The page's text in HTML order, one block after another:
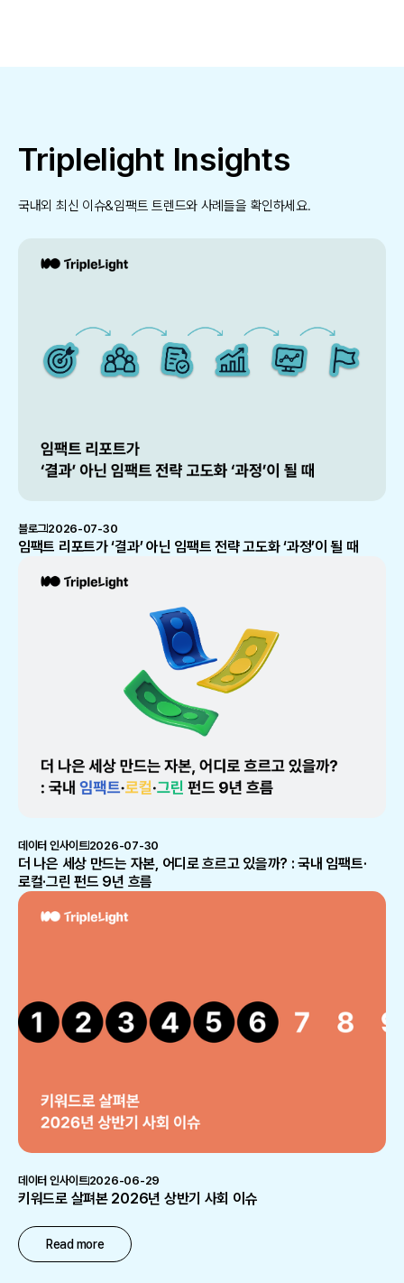
Triplelight Insights
국내외 최신 이슈&임팩트 트렌드와 사례들을 확인하세요.
블로그2026-07-30
임팩트 리포트가 ‘결과’ 아닌 임팩트 전략 고도화 ‘과정’이 될 때
데이터 인사이트2026-07-30
더 나은 세상 만드는 자본, 어디로 흐르고 있을까? : 국내 임팩트·
로컬·그린 펀드 9년 흐름
데이터 인사이트2026-06-29
키워드로 살펴본 2026년 상반기 사회 이슈
Read more